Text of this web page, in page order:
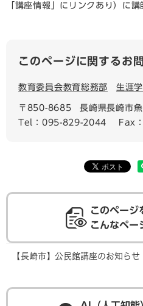
「講座情報」にリンクあり）に
このページに関するお
教育委員会教育総務部 生涯
〒850-8685
長崎県長崎市
Tel：095-829-2044
Fax
このページ
こんなペー
【長崎市】公民館講座のお知らせ